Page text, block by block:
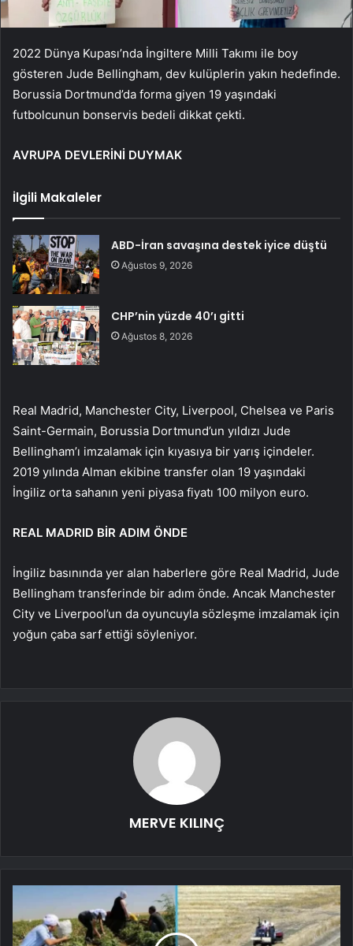
2022 Dünya Kupası’nda İngiltere Milli Takımı ile boy
gösteren Jude Bellingham, dev kulüplerin yakın hedefinde.
Borussia Dortmund’da forma giyen 19 yaşındaki
futbolcunun bonservis bedeli dikkat çekti.
AVRUPA DEVLERİNİ DUYMAK
İlgili Makaleler
ABD-İran savaşına destek iyice düştü
Ağustos 9, 2026
CHP’nin yüzde 40’ı gitti
Ağustos 8, 2026
Real Madrid, Manchester City, Liverpool, Chelsea ve Paris
Saint-Germain, Borussia Dortmund’un yıldızı Jude
Bellingham’ı imzalamak için kıyasıya bir yarış içindeler.
2019 yılında Alman ekibine transfer olan 19 yaşındaki
İngiliz orta sahanın yeni piyasa fiyatı 100 milyon euro.
REAL MADRID BİR ADIM ÖNDE
İngiliz basınında yer alan haberlere göre Real Madrid, Jude
Bellingham transferinde bir adım önde. Ancak Manchester
City ve Liverpool’un da oyuncuyla sözleşme imzalamak için
yoğun çaba sarf ettiği söyleniyor.
MERVE KILINÇ